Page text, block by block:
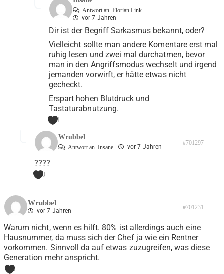
Antwort an Florian Link
vor 7 Jahren
Dir ist der Begriff Sarkasmus bekannt, oder?
Vielleicht sollte man andere Komentare erst mal
ruhig lesen und zwei mal durchatmen, bevor
man in den Angriffsmodus wechselt und irgend
jemanden vorwirft, er hätte etwas nicht
gecheckt.
Erspart hohen Blutdruck und
Tastaturabnutzung.
1
Wrubbel
Antwort an Insane vor 7 Jahren
#701297
????
0
Wrubbel
vor 7 Jahren #701231
Warum nicht, wenn es hilft. 80% ist allerdings auch eine
Hausnummer, da muss sich der Chef ja wie ein Rentner
vorkommen. Sinnvoll da auf etwas zuzugreifen, was diese
Generation mehr anspricht.
0